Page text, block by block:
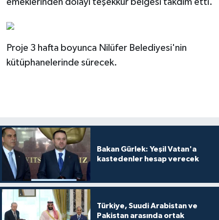
emeklerinden dolayı teşekkür belgesi takdim etti.
Proje 3 hafta boyunca Nilüfer Belediyesi'nin
kütüphanelerinde sürecek.
Bakan Gürlek: Yeşil Vatan'a
kastedenler hesap verecek
Türkiye, Suudi Arabistan ve
Pakistan arasında ortak